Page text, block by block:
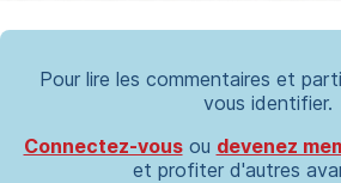
Pour lire les commentaires et
vous identifier.
Connectez-vousou devenez
et profiter d'autres